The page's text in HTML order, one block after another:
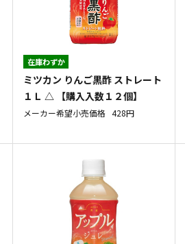
在庫わずか
ミツカン りんご黒酢 ストレート
１Ｌ △ 【購入入数１２個】
メーカー希望小売価格 428円